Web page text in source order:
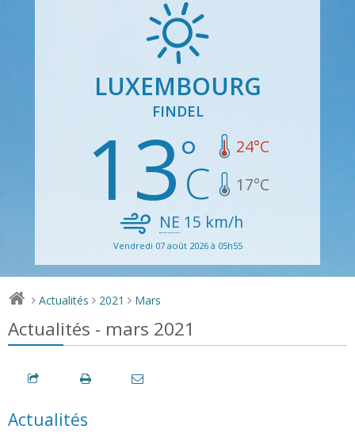
LUXEMBOURG
FINDEL
13 24°C
17°C
NE 15 km/h
Vendredi 07 août 2026 à 05h55
> Actualités > 2021 > Mars
Actualités - mars 2021
Actualités